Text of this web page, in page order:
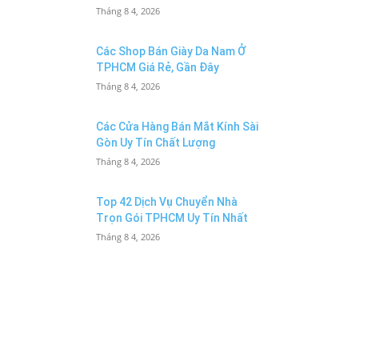
Tháng 8 4, 2026
Các Shop Bán Giày Da Nam Ở
TPHCM Giá Rẻ, Gần Đây
Tháng 8 4, 2026
Các Cửa Hàng Bán Mắt Kính Sài
Gòn Uy Tín Chất Lượng
Tháng 8 4, 2026
Top 42 Dịch Vụ Chuyển Nhà
Trọn Gói TPHCM Uy Tín Nhất
Tháng 8 4, 2026